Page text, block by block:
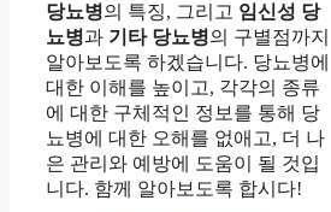
당뇨병의 특징, 그리고 임신성 당
뇨병과 기타 당뇨병의 구별점까지
알아보도록 하겠습니다. 당뇨병에
대한 이해를 높이고, 각각의 종류
에 대한 구체적인 정보를 통해 당
뇨병에 대한 오해를 없애고, 더 나
은 관리와 예방에 도움이 될 것입
니다. 함께 알아보도록 합시다!